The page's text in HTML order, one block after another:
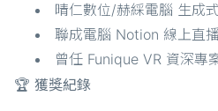
晴仁數位/赫綵電腦 生成
聯成電腦 Notion 線上直
曾任 Funique VR 資深專
🏆 獲獎紀錄